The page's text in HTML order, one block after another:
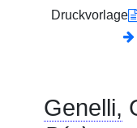
Druckvorlage
Genelli,